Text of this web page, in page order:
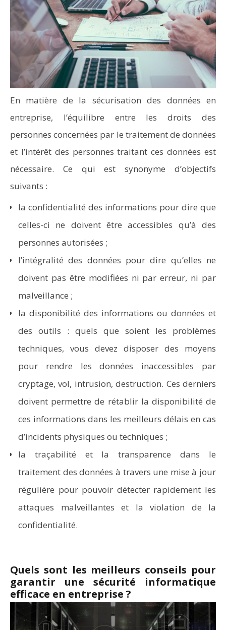
En matière de la sécurisation des données en
entreprise, l’équilibre entre les droits des
personnes concernées par le traitement de données
et l’intérêt des personnes traitant ces données est
nécessaire. Ce qui est synonyme d’objectifs
suivants :
la confidentialité des informations pour dire que
celles-ci ne doivent être accessibles qu’à des
personnes autorisées ;
l’intégralité des données pour dire qu’elles ne
doivent pas être modifiées ni par erreur, ni par
malveillance ;
la disponibilité des informations ou données et
des outils : quels que soient les problèmes
techniques, vous devez disposer des moyens
pour rendre les données inaccessibles par
cryptage, vol, intrusion, destruction. Ces derniers
doivent permettre de rétablir la disponibilité de
ces informations dans les meilleurs délais en cas
d’incidents physiques ou techniques ;
la traçabilité et la transparence dans le
traitement des données à travers une mise à jour
régulière pour pouvoir détecter rapidement les
attaques malveillantes et la violation de la
confidentialité.
Quels sont les meilleurs conseils pour
garantir une sécurité informatique
efficace en entreprise ?